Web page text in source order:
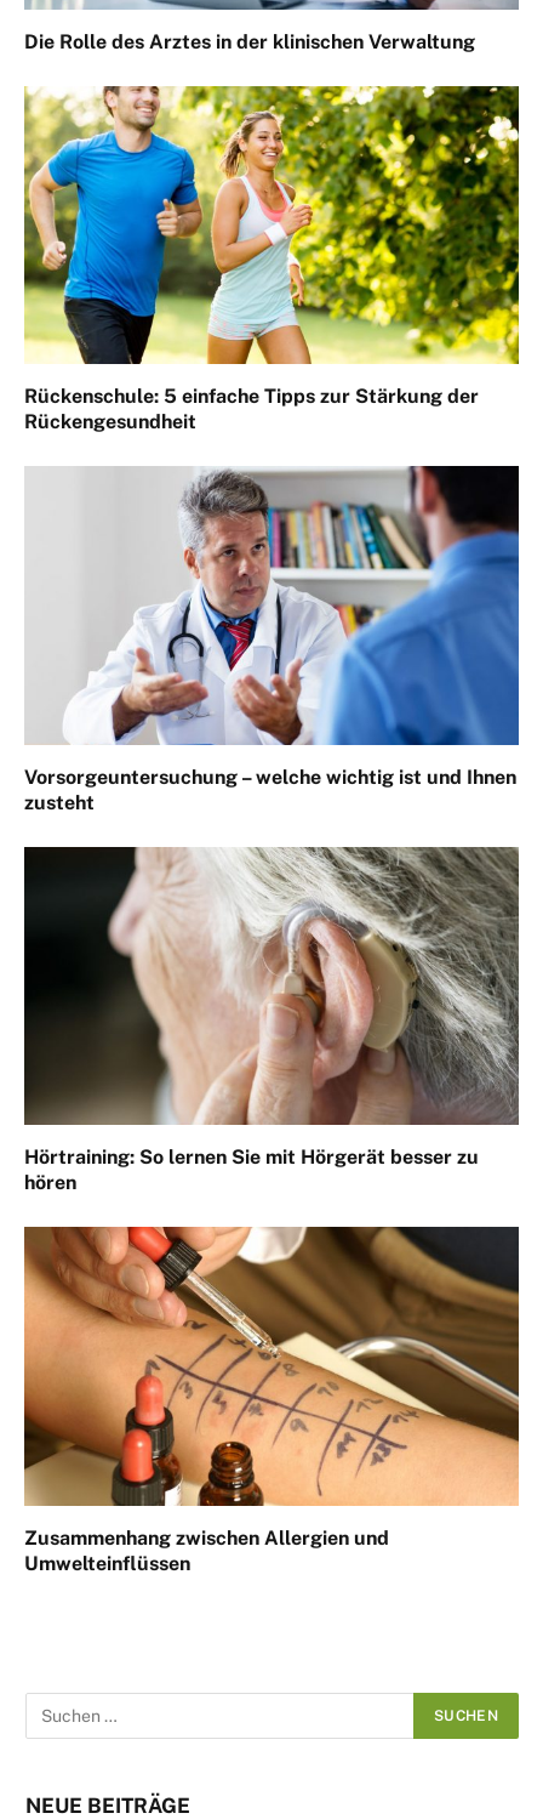
Die Rolle des Arztes in der klinischen Verwaltung
Rückenschule: 5 einfache Tipps zur Stärkung der
Rückengesundheit
Vorsorgeuntersuchung – welche wichtig ist und Ihnen
zusteht
Hörtraining: So lernen Sie mit Hörgerät besser zu
hören
Zusammenhang zwischen Allergien und
Umwelteinflüssen
NEUE BEITRÄGE